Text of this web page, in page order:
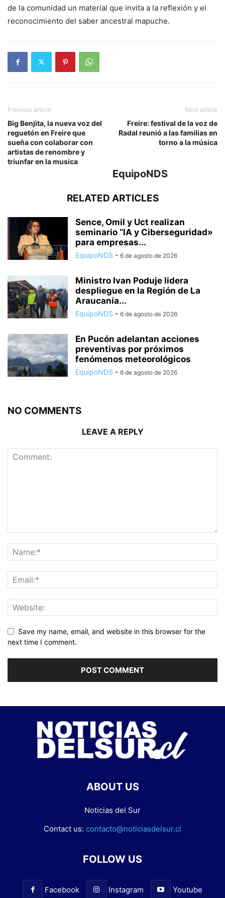
de la comunidad un material que invita a la reflexión y el
reconocimiento del saber ancestral mapuche.
Previous article
Big Benjita, la nueva voz del
reguetón en Freire que
sueña con colaborar con
artistas de renombre y
triunfar en la musica
Next article
Freire: festival de la voz de
Radal reunió a las familias en
torno a la música
EquipoNDS
RELATED ARTICLES
Sence, Omil y Uct realizan
seminario “IA y Ciberseguridad»
para empresas...
EquipoNDS - 6 de agosto de 2026
Ministro Ivan Poduje lidera
despliegue en la Región de La
Araucanía...
EquipoNDS - 6 de agosto de 2026
En Pucón adelantan acciones
preventivas por próximos
fenómenos meteorológicos
EquipoNDS - 6 de agosto de 2026
NO COMMENTS
LEAVE A REPLY
Save my name, email, and website in this browser for the
next time I comment.
ABOUT US
Noticias del Sur
Contact us: contacto@noticiasdelsur.cl
FOLLOW US
Facebook Instagram Youtube